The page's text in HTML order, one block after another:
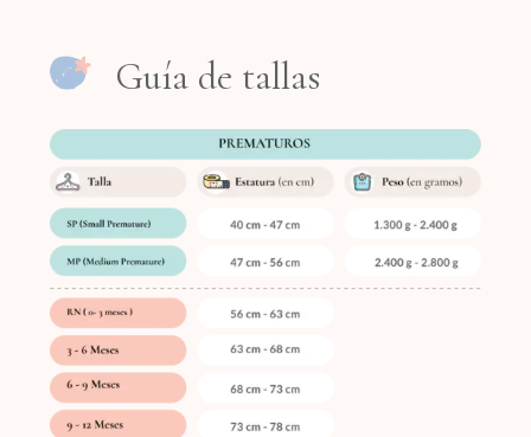
Guía de tallas